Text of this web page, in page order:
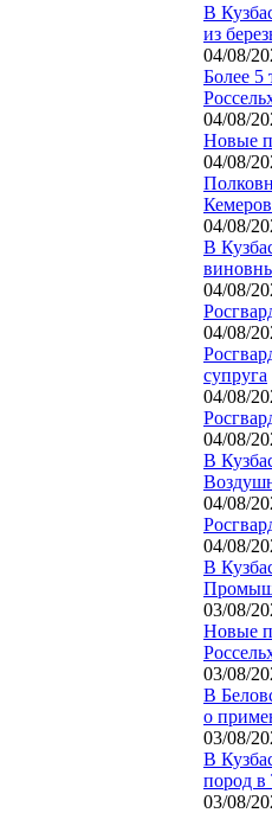
В
из
04/08/
Более 5
04/08/
Новые
04/08/
04/08/
В
04/08/
04/08/
супруга
04/08/
04/08/
В
04/08/
04/08/
В
03/08/
Новые
03/08/
В
о
03/08/
В
пород в
03/08/